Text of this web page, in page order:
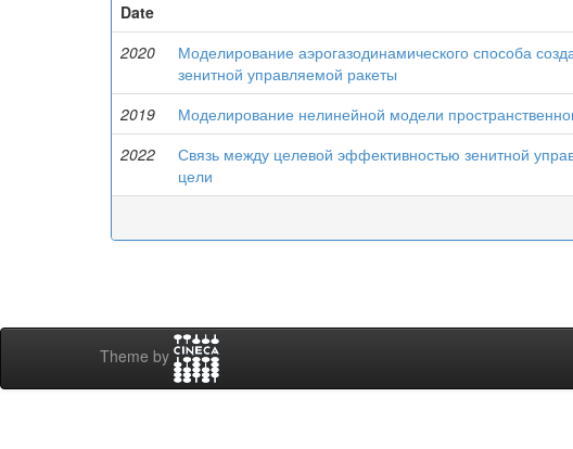
Date
2020
Моделирование аэрогазодинамического способа
зенитной управляемой ракеты
2019 Моделирование нелинейной модели
2022
Связь между целевой эффективностью зенитной
цели
Theme by